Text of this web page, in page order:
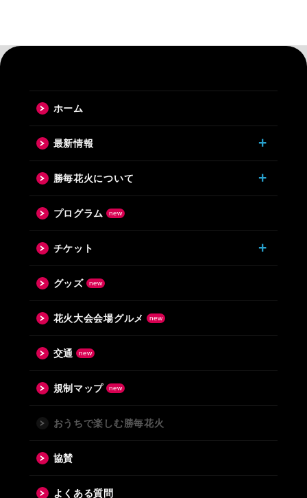
ホーム
最新情報
勝毎花火について
プログラム
チケット
グッズ
花火大会会場グルメ
交通
規制マップ
おうちで楽しむ勝毎花火
協賛
よくある質問